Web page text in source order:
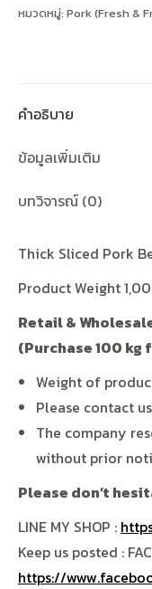
หมวดหมู่: Pork (Fresh &
คำอธิบาย
ข้อมูลเพิ่มเติม
บทวิจารณ์ (0)
Thick Sliced Pork
Product Weight
Retail &
(Purchase 100
Weight of
Please contact
The company
without prior
Please don’t
LINE MY SHOP :
Keep us posted :
https://